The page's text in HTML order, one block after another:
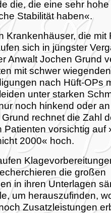
die, die eine sehr hohe
Stabilität haben«.
Krankenhäuser, die mit
sich in jüngster
Anwalt Jochen Grund
mit schwer
nach Hüft-OPs
unter starken
noch hinkend oder
rechnet die Zahl
Patienten vorsichtig auf
2000« hoch.
die großen
in ihren Unterlagen
um herauszufinden,
Zusatzleistungen